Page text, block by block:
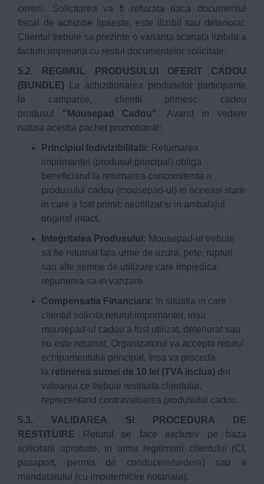
cererii. Solicitarea va fi refuzata daca documentul
fiscal de achizitie lipseste, este ilizibil sau deteriorat.
Clientul trebuie sa prezinte o varianta scanata lizibila a
facturii impreuna cu restul documentelor solicitate.
5.2. REGIMUL PRODUSULUI OFERIT CADOU
(BUNDLE) La achizitionarea produselor participante
la campanie, clientii primesc cadou
produsul "Mousepad Cadou" . Avand in vedere
natura acestui pachet promotional:
Principiul Indivizibilitatii: Returnarea
imprimantei (produsul principal) obliga
beneficiarul la returnarea concomitenta a
produsului cadou (mousepad-ul) in aceeasi stare
in care a fost primit: neutilizat si in ambalajul
original intact.
Integritatea Produsului: Mousepad-ul trebuie
sa fie returnat fara urme de uzura, pete, rupturi
sau alte semne de utilizare care impiedica
repunerea sa in vanzare.
Compensatia Financiara: In situatia in care
clientul solicita returul imprimantei, insa
mousepad-ul cadou a fost utilizat, deteriorat sau
nu este returnat, Organizatorul va accepta returul
echipamentului principal, insa va proceda
la retinerea sumei de 10 lei (TVA inclus) din
valoarea ce trebuie restituita clientului,
reprezentand contravaloarea produsului cadou.
5.3. VALIDAREA SI PROCEDURA DE
RESTITUIRE Returul se face exclusiv pe baza
solicitarii aprobate, in urma legitimarii clientului (CI,
pasaport, permis de conducere/sedere) sau a
mandatarului (cu imputernicire notariala).